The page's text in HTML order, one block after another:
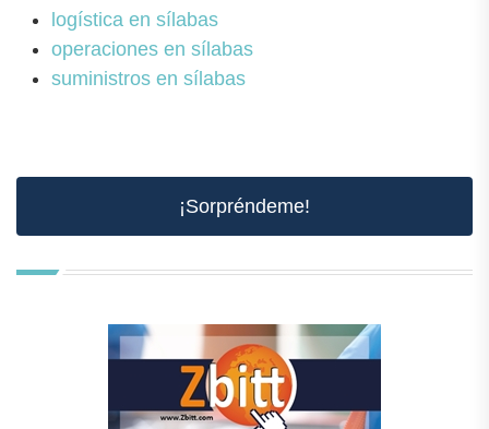
logística en sílabas
operaciones en sílabas
suministros en sílabas
¡Sorpréndeme!